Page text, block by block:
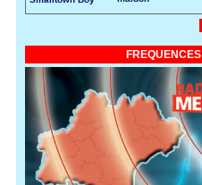
FREQUENCES